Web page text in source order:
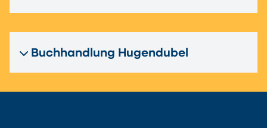
Buchhandlung Hugendubel